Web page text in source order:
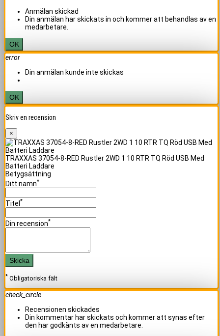
Anmälan skickad
Din anmälan har skickats in och kommer att behandlas av en
medarbetare.
OK
error
Din anmälan kunde inte skickas
OK
Skriv en recension
×
TRAXXAS 37054-8-RED Rustler 2WD 1 10 RTR TQ Röd USB Med
Batteri Laddare
Betygsättning
Ditt namn*
Titel *
Din recension*
Skicka
* Obligatoriska fält
check_circle
Recensionen skickades
Din kommentar har skickats och kommer att synas efter
den har godkänts av en medarbetare.